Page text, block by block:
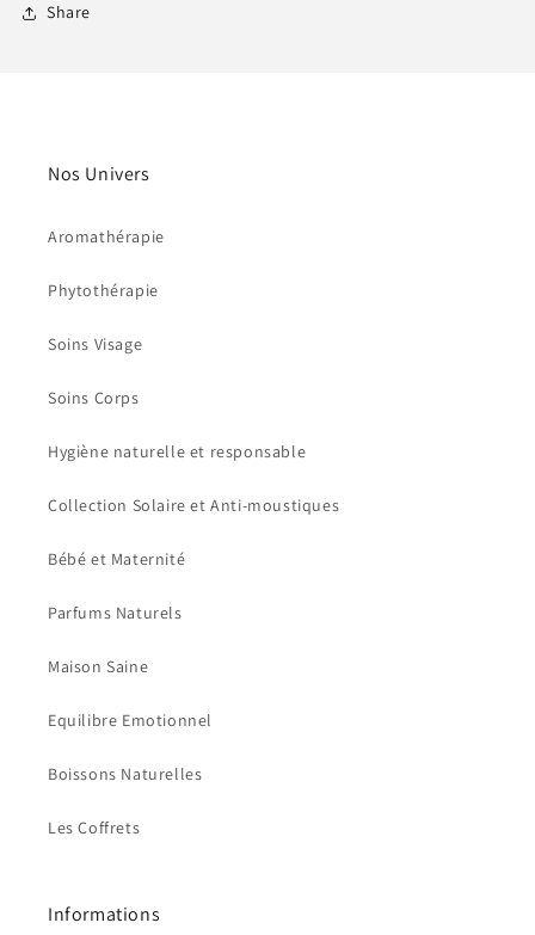
Share
Nos Univers
Aromathérapie
Phytothérapie
Soins Visage
Soins Corps
Hygiène naturelle et responsable
Collection Solaire et Anti-moustiques
Bébé et Maternité
Parfums Naturels
Maison Saine
Equilibre Emotionnel
Boissons Naturelles
Les Coffrets
Informations